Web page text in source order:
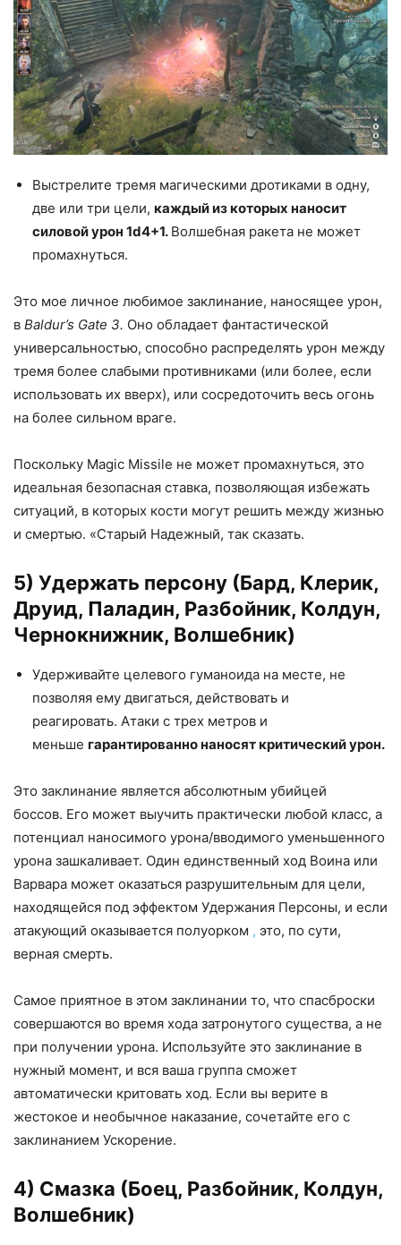
Выстрелите тремя магическими дротиками в одну,
две или три цели, каждый из которых наносит
силовой урон 1d4+1. Волшебная ракета не может
промахнуться.
Это мое личное любимое заклинание, наносящее урон,
в Baldur’s Gate 3. Оно обладает фантастической
универсальностью, способно распределять урон между
тремя более слабыми противниками (или более, если
использовать их вверх), или сосредоточить весь огонь
на более сильном враге.
Поскольку Magic Missile не может промахнуться, это
идеальная безопасная ставка, позволяющая избежать
ситуаций, в которых кости могут решить между жизнью
и смертью. «Старый Надежный, так сказать.
5) Удержать персону (Бард, Клерик,
Друид, Паладин, Разбойник, Колдун,
Чернокнижник, Волшебник)
Удерживайте целевого гуманоида на месте, не
позволяя ему двигаться, действовать и
реагировать. Атаки с трех метров и
меньше гарантированно наносят критический урон.
Это заклинание является абсолютным убийцей
боссов. Его может выучить практически любой класс, а
потенциал наносимого урона/вводимого уменьшенного
урона зашкаливает. Один единственный ход Воина или
Варвара может оказаться разрушительным для цели,
находящейся под эффектом Удержания Персоны, и если
атакующий оказывается полуорком , это, по сути,
верная смерть.
Самое приятное в этом заклинании то, что спасброски
совершаются во время хода затронутого существа, а не
при получении урона. Используйте это заклинание в
нужный момент, и вся ваша группа сможет
автоматически критовать ход. Если вы верите в
жестокое и необычное наказание, сочетайте его с
заклинанием Ускорение.
4) Смазка (Боец, Разбойник, Колдун,
Волшебник)